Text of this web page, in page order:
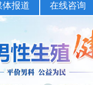
体报道 在线咨询